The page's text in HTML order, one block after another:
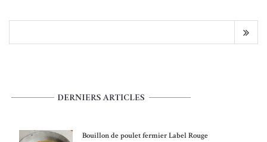
Bouillon de poulet fermier Label Rouge